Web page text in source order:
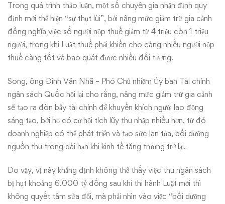
Trong quá trình thảo luận, một số chuyên gia nhận định quy
định mới thể hiện “sự thụt lùi”, bởi nâng mức giảm trừ gia cảnh
đồng nghĩa việc số người nộp thuế giảm từ 4 triệu còn 1 triệu
người, trong khi Luật thuế phải khiến cho càng nhiều người nộp
thuế càng tốt và bao quát được nhiều đối tượng.
Song, ông Đinh Văn Nhã – Phó Chủ nhiệm Ủy ban Tài chính
ngân sách Quốc hội lại cho rằng, nâng mức giảm trừ gia cảnh
sẽ tạo ra đòn bẩy tài chính để khuyến khích người lao động
sáng tạo, bởi họ có cơ hội tích lũy thu nhập nhiều hơn, từ đó
doanh nghiệp có thể phát triển và tạo sức lan tỏa, bồi dưỡng
nguồn thu trong dài hạn khi kinh tế tăng trưởng trở lại.
Do vậy, vị này khẳng định không thể thấy việc thu ngân sách
bị hụt khoảng 6.000 tỷ đồng sau khi thi hành Luật mới thì
không quyết tâm sửa đổi, mà phải nhìn vào việc “bồi dưỡng